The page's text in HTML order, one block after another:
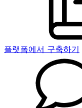
플랫폼에서 구축하기